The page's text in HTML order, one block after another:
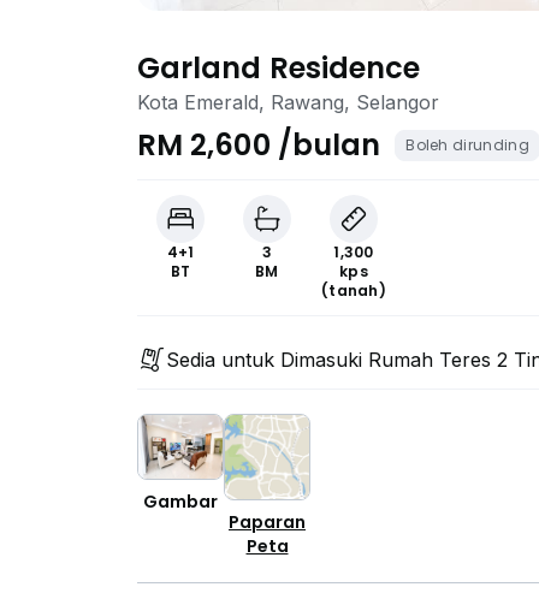
Garland Residence
Kota Emerald, Rawang, Selangor
RM 2,600 /bulan Boleh dirunding
4+1
BT
3
BM
1,300
kps
(tanah)
Sedia untuk Dimasuki Rumah Teres 2
Gambar
Paparan
Peta